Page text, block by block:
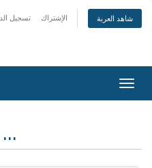
تسجيل الإشتراك شاهد العربة
إختيار الدومين ...